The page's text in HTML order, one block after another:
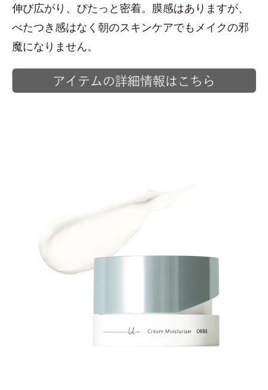
伸び広がり、ぴたっと密着。膜感はありますが、
べたつき感はなく朝のスキンケアでもメイクの邪
魔になりません。